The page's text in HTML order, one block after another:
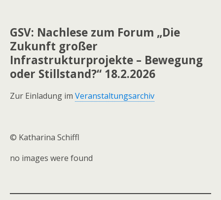
GSV: Nachlese zum Forum „Die
Zukunft großer
Infrastrukturprojekte – Bewegung
oder Stillstand?“ 18.2.2026
Zur Einladung im Veranstaltungsarchiv
© Katharina Schiffl
no images were found